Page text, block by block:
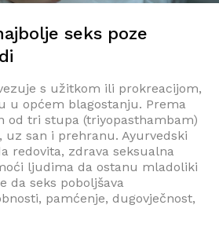
seks poze
s užitkom ili prokreacijom,
u općem blagostanju. Prema
od tri stupa (triyopasthambam)
uz san i prehranu. Ayurvedski
redovita, zdrava seksualna
ljudima da ostanu mladoliki
da seks poboljšava
pamćenje, dugovječnost,